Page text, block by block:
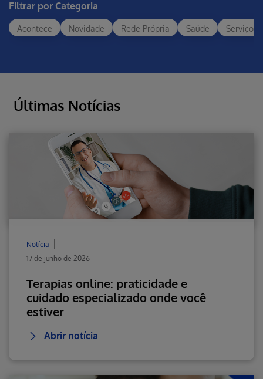
Filtrar por Categoria
Acontece Novidade Rede Própria Saúde Serviços
Últimas Notícias
Notícia
17 de junho de 2026
Terapias online: praticidade e
cuidado especializado onde você
estiver
Abrir notícia